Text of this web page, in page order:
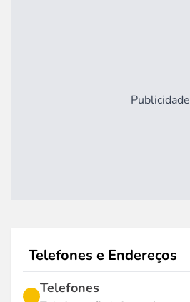
Publicidade
Telefones e Endereços
Telefones